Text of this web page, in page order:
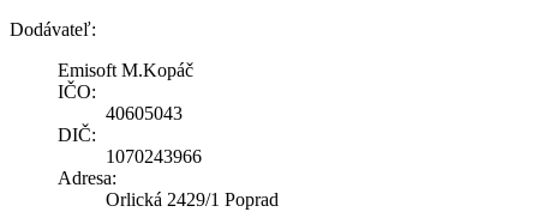
Dodávateľ:
Emisoft M.Kopáč
IČO:
40605043
DIČ:
1070243966
Adresa:
Orlická 2429/1 Poprad